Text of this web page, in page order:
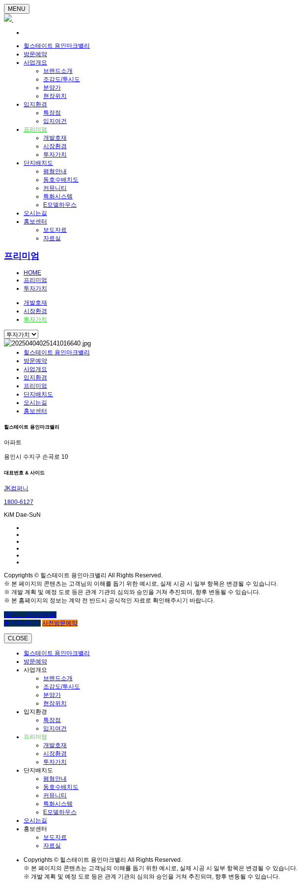
MENU
힐스테이트 용인마크밸리
방문예약
사업개요
브랜드소개
조감도/투시도
분양가
현장위치
입지환경
특장점
입지여건
프리미엄
개발호재
시장환경
투자가치
단지배치도
평형안내
동호수배치도
커뮤니티
특화시스템
E모델하우스
오시는길
홍보센터
보도자료
자료실
프리미엄
HOME
프리미엄
투자가치
개발호재
시장환경
투자가치
힐스테이트 용인마크밸리
방문예약
사업개요
입지환경
프리미엄
단지배치도
오시는길
홍보센터
힐스테이트 용인마크밸리
아파트
용인시 수지구 손곡로 10
대표번호 & 사이드
JK컴퍼니
1800-6127
KiM Dae-SuN
Copyrights © 힐스테이트 용인마크밸리 All Rights Reserved.
※ 본 페이지의 콘텐츠는 고객님의 이해를 돕기 위한 예시로, 실제 시공 시 일부 항목은 변경될 수 있습니다.
※ 개발 계획 및 예정 도로 등은 관계 기관의 심의와 승인을 거쳐 추진되며, 향후 변동될 수 있습니다.
※ 본 홈페이지의 정보는 계약 전 반드시 공식적인 자료로 확인해주시기 바랍니다.
(클릭시 상담사연결)
☎ 1800-6127 사전방문예약
CLOSE
힐스테이트 용인마크밸리
방문예약
사업개요
브랜드소개
조감도/투시도
분양가
현장위치
입지환경
특장점
입지여건
프리미엄
개발호재
시장환경
투자가치
단지배치도
평형안내
동호수배치도
커뮤니티
특화시스템
E모델하우스
오시는길
홍보센터
보도자료
자료실
Copyrights © 힐스테이트 용인마크밸리 All Rights Reserved.
※ 본 페이지의 콘텐츠는 고객님의 이해를 돕기 위한 예시로, 실제 시공 시 일부 항목은 변경될 수 있습니다.
※ 개발 계획 및 예정 도로 등은 관계 기관의 심의와 승인을 거쳐 추진되며, 향후 변동될 수 있습니다.